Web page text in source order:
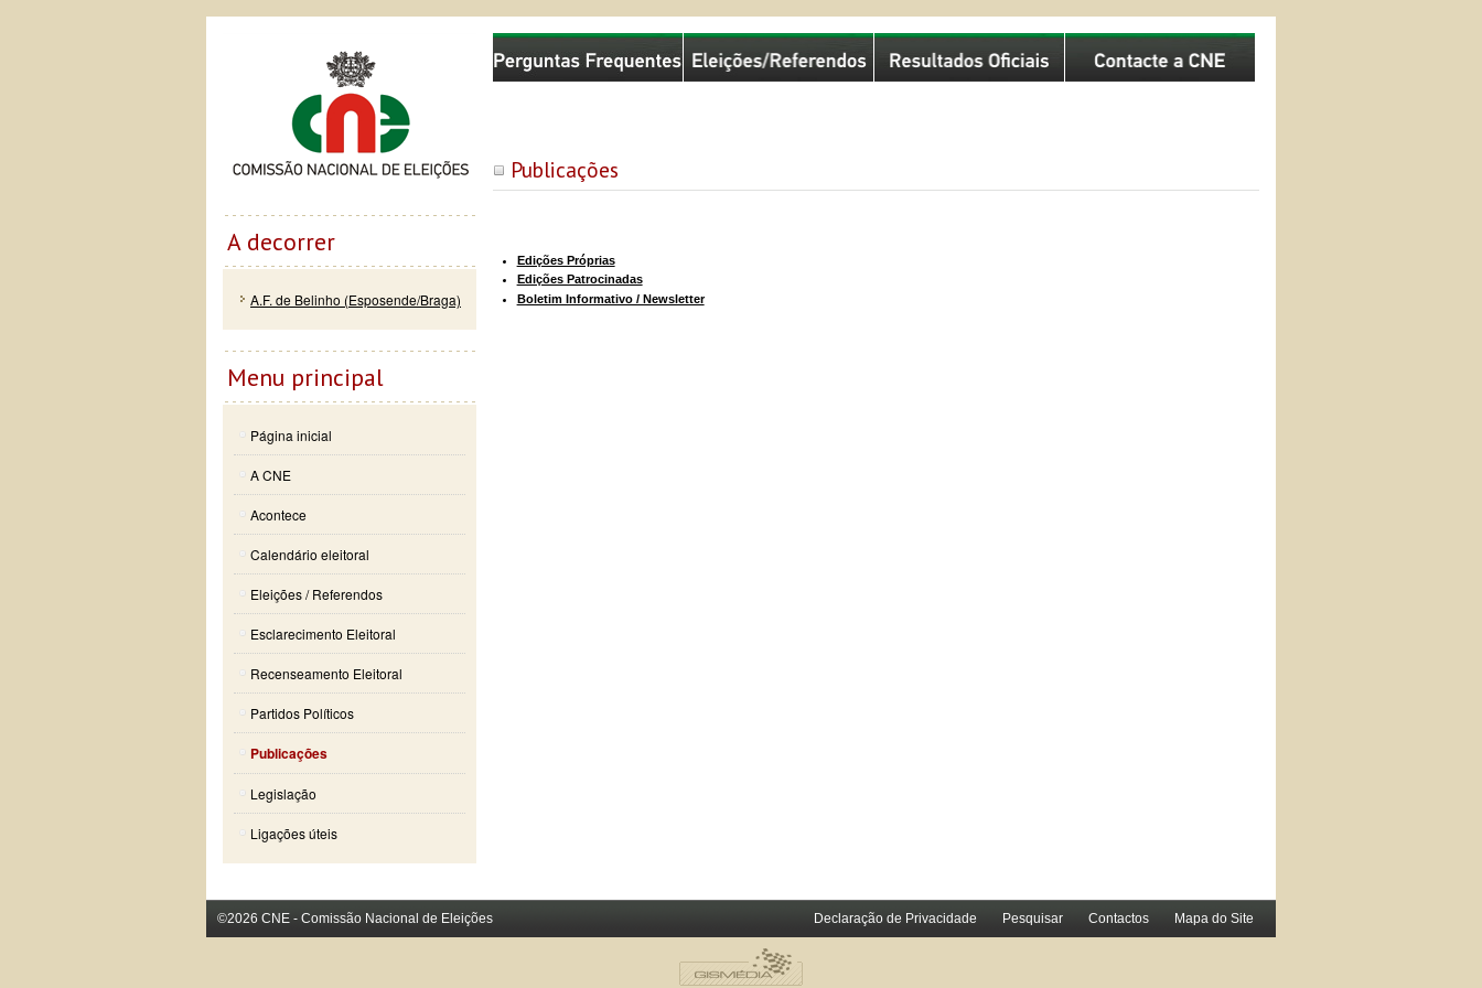
Publicações
Edições Próprias
Edições Patrocinadas
Boletim Informativo / Newsletter
Comissão Nacional de Eleições
A decorrer
A.F. de Belinho (Esposende/Braga)
Menu principal
Página inicial
A CNE
Acontece
Calendário eleitoral
Eleições / Referendos
Esclarecimento Eleitoral
Recenseamento Eleitoral
Partidos Políticos
Publicações
Legislação
Ligações úteis
©2026 CNE - Comissão Nacional de Eleições Declaração de Privacidade Pesquisar Contactos Mapa do Site